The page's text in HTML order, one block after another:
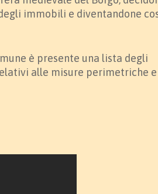
immobili e diventandone
è presente una lista degli
alle misure perimetriche e